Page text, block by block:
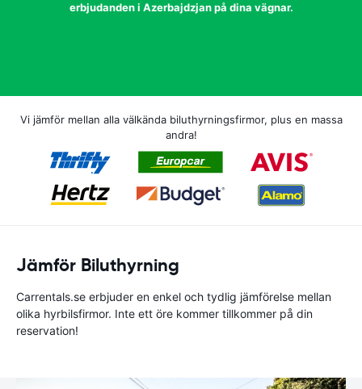
erbjudanden i Azerbajdzjan på dina vägnar.
Vi jämför mellan alla välkända biluthyrningsfirmor, plus en massa
andra!
Jämför Biluthyrning
Carrentals.se erbjuder en enkel och tydlig jämförelse mellan
olika hyrbilsfirmor. Inte ett öre kommer tillkommer på din
reservation!